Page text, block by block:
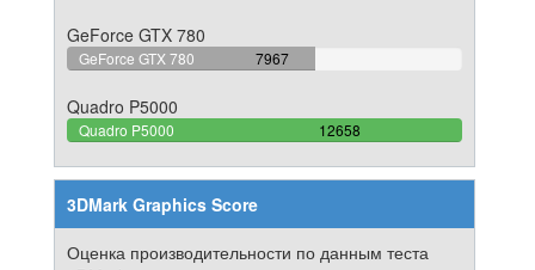
GeForce GTX 780
GeForce GTX 780 7967
62.940432927793%
Quadro P5000
Quadro P5000 12658
100%
3DMark Graphics Score
Оценка производительности по данным теста